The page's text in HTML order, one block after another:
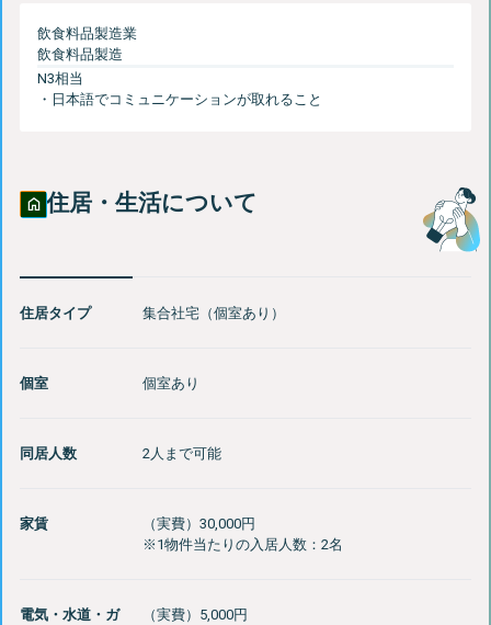
飲食料品製造業
N3相当
住居・生活について
住居タイプ 集合社宅（個室あり）
個室 個室あり
同居人数 2人まで可能
家賃
（実費）30,000円
電気・水道・ガ